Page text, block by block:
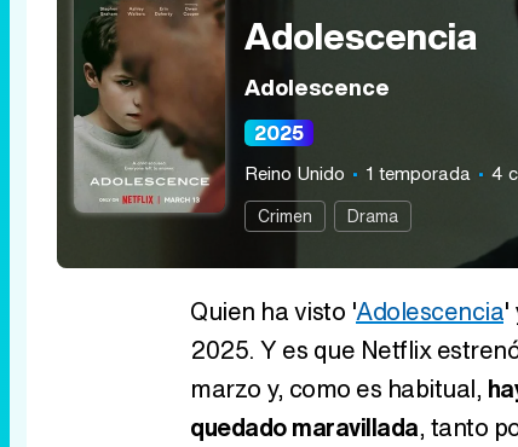
Adolescencia
Adolescence
2025
Reino Unido 1 temporada 4
Crimen Drama
Quien ha visto 'Adolescencia'
2025. Y es que Netflix
marzo y, como es habitual,
quedado maravillada, tanto